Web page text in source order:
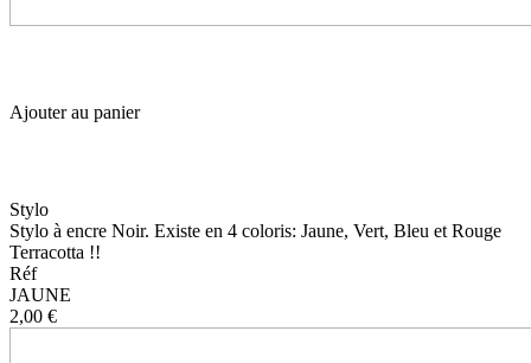
Ajouter au panier
Stylo
Stylo à encre Noir. Existe en 4 coloris: Jaune, Vert, Bleu et Rouge
Terracotta !!
Réf
JAUNE
2,00 €